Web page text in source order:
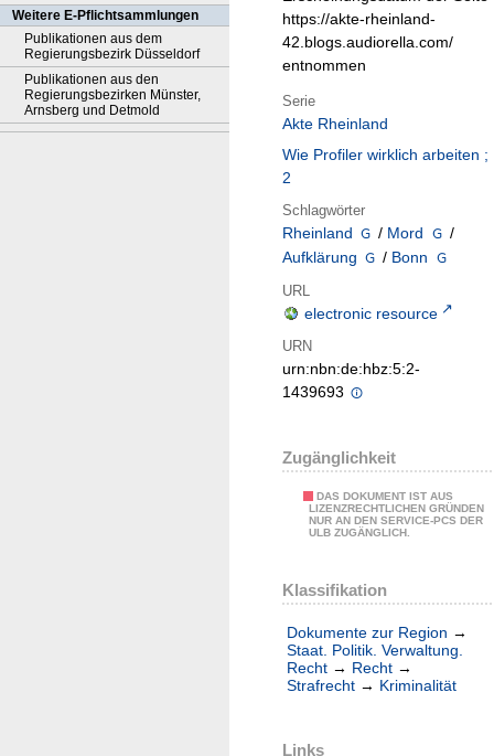
Weitere E-Pflichtsammlungen
Publikationen aus dem
Regierungsbezirk Düsseldorf
Publikationen aus den
Regierungsbezirken Münster,
Arnsberg und Detmold
https://akte-rheinland-
42.blogs.audiorella.com/
entnommen
Serie
Akte Rheinland
Wie Profiler wirklich arbeiten ;
2
Schlagwörter
Rheinland / Mord
/
Aufklärung
/ Bonn
URL
electronic resource
URN
urn:nbn:de:hbz:5:2-
1439693
Zugänglichkeit
DAS DOKUMENT IST AUS
LIZENZRECHTLICHEN GRÜNDEN
NUR AN DEN SERVICE-PCS DER
ULB ZUGÄNGLICH.
Klassifikation
Dokumente zur Region →
Staat. Politik. Verwaltung.
Recht → Recht →
Strafrecht → Kriminalität
Links